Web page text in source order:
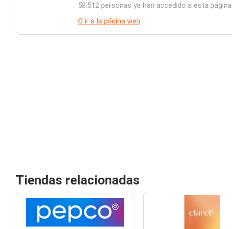
58.512 personas ya han accedido a esta página
O ir a la página web
Tiendas relacionadas